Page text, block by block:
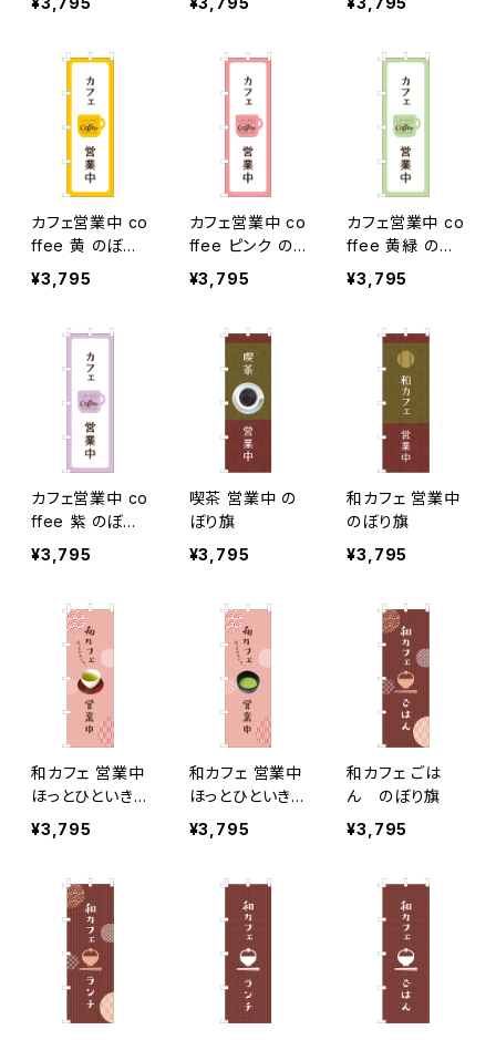
カフェ営業中 co
ffee 黄 のぼり
旗
¥3,795
カフェ営業中 co
ffee ピンク の
ぼり旗
¥3,795
カフェ営業中 co
ffee 黄緑 のぼ
り旗
¥3,795
カフェ営業中 co
ffee 紫 のぼり
旗
¥3,795
喫茶 営業中 の
ぼり旗
¥3,795
和カフェ 営業中
のぼり旗
¥3,795
和カフェ 営業中
ほっとひといき…
緑茶 のぼり旗
¥3,795
和カフェ 営業中
ほっとひといき…
抹茶 のぼり旗
¥3,795
和カフェ ごは
ん のぼり旗
¥3,795